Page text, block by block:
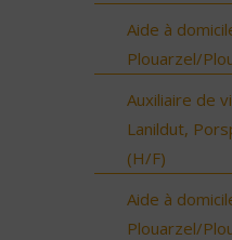
Aide à
Plouarzel/
Auxiliaire de
Lanildut,
(H/F)
Aide à
Plouarzel/